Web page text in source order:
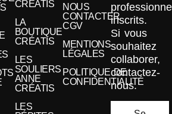
CRÉATIS
LA
BOUTIQUE
CRÉATIS
LES
SOULIERS
ANNE
CRÉATIS
LES
NOUS
CONTACTER
CGV
MENTIONS
LÉGALES
POLITIQUE DE
CONFIDENTIALITÉ
inscrits.
Si vous
souhaitez
collaborer,
contactez-
nous.